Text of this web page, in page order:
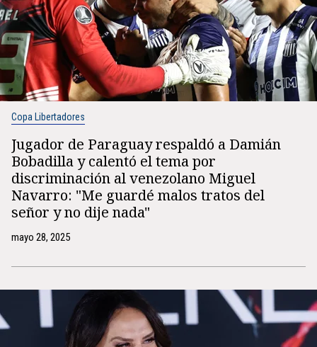
Copa Libertadores
Jugador de Paraguay respaldó a Damián
Bobadilla y calentó el tema por
discriminación al venezolano Miguel
Navarro: "Me guardé malos tratos del
señor y no dije nada"
mayo 28, 2025